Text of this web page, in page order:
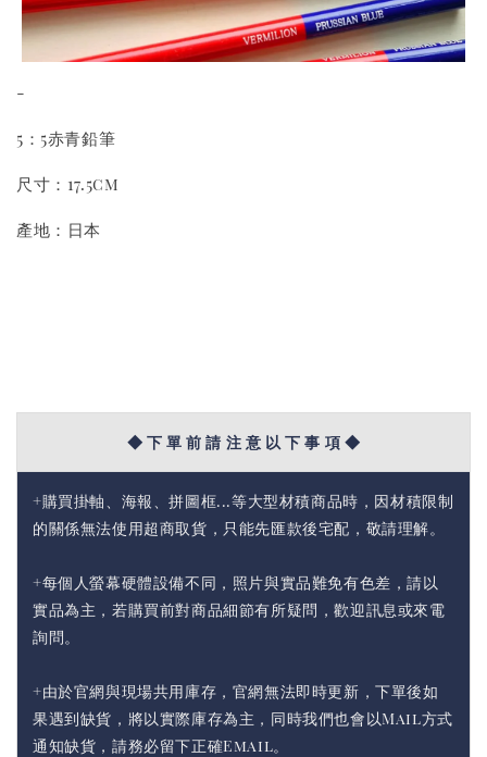
-
5：5赤青鉛筆
尺寸：17.5cm
產地：日本
◆ 下 單 前 請 注 意 以 下 事 項 ◆
+購買掛軸、海報、拼圖框...等大型材積商品時，因材積限制
的關係無法使用超商取貨，只能先匯款後宅配，敬請理解。
+每個人螢幕硬體設備不同，照片與實品難免有色差，請以
實品為主，若購買前對商品細節有所疑問，歡迎訊息或來電
詢問。
+由於官網與現場共用庫存，官網無法即時更新，下單後如
果遇到缺貨，將以實際庫存為主，同時我們也會以Mail方式
通知缺貨，請務必留下正確Email。